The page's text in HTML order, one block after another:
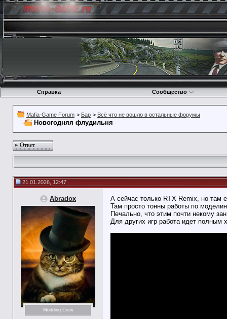
Справка Сообщество
Mafia-Game Forum > Бар > Всё что не вошло в остальные форумы
Новогодняя флудильня
Ответ
21.01.2026, 12:47
Abradox
Modding Crew
А сейчас только RTX Remix, но там
Там просто тонны работы по
Печально, что этим почти некому
Для других игр работа идет полным